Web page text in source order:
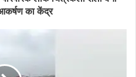
का केंद्र